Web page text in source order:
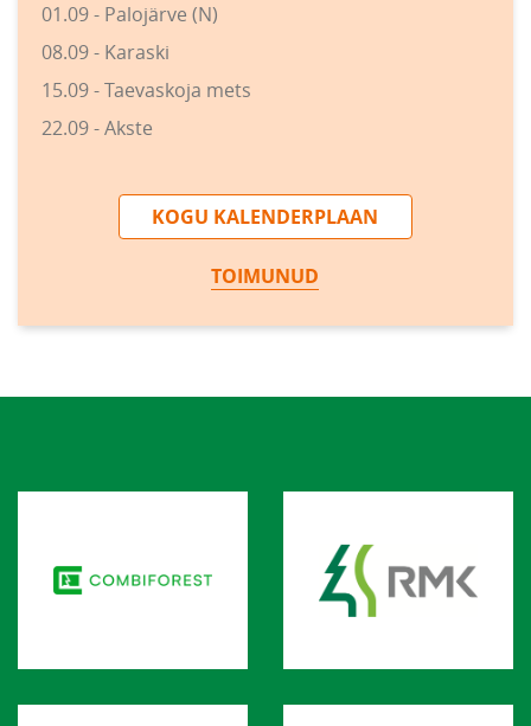
01.09 - Palojärve (N)
08.09 - Karaski
15.09 - Taevaskoja mets
22.09 - Akste
KOGU KALENDERPLAAN
TOIMUNUD